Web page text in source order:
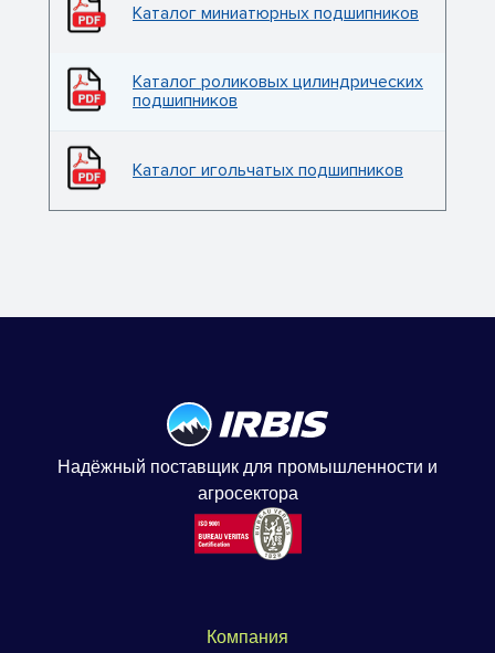
Каталог миниатюрных подшипников
Каталог роликовых цилиндрических
подшипников
Каталог игольчатых подшипников
Надёжный поставщик для промышленности и
агросектора
Компания